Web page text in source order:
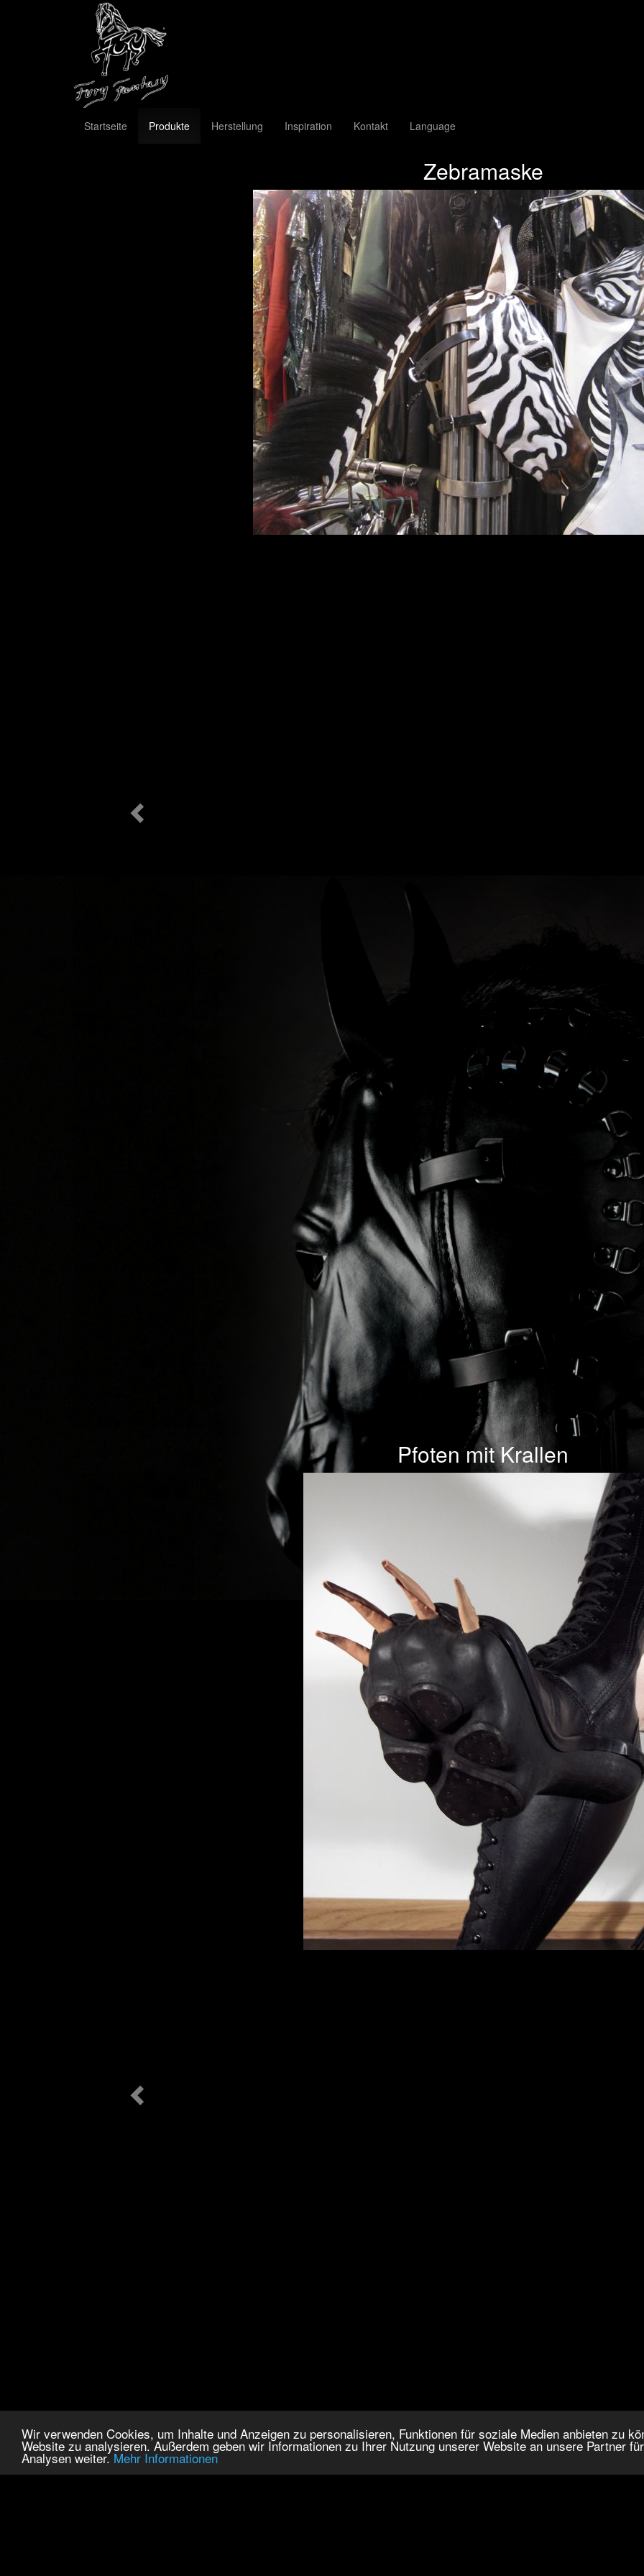
Wir verwenden Cookies, um Inhalte und Anzeigen zu personalisieren, Funktionen für soziale Medien anbieten zu
Website zu analysieren. Außerdem geben wir Informationen zu Ihrer Nutzung unserer Website an unsere Partner
Analysen weiter. Mehr Informationen
Startseite Produkte Herstellung Inspiration Kontakt Language
Zebramaske
Pfoten mit Krallen